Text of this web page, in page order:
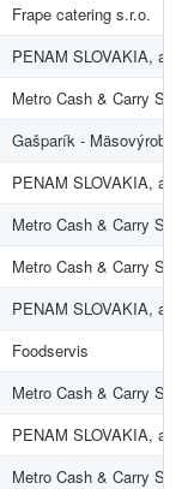
Frape catering s.r.o.
PENAM SLOVAKIA,
Metro Cash & Carry SR
Gašparík - Mäsovýroba
PENAM SLOVAKIA,
Metro Cash & Carry SR
Metro Cash & Carry SR
PENAM SLOVAKIA,
Foodservis
Metro Cash & Carry SR
PENAM SLOVAKIA,
Metro Cash & Carry SR